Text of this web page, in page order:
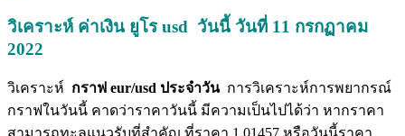
วิเคราะห์ ค่าเงิน ยูโร usd วันนี้ วันที่ 11 กรกฏาคม
2022
วิเคราะห์ กราฟ eur/usd ประจำวัน การวิเคราะห์การพยากรณ์
กราฟในวันนี้ คาดว่าราคาวันนี้ มีความเป็นไปได้ว่า หากราคา
สามารถทะลุแนวรับที่สำคัญ ที่ราคา 1.01457 หรือวันนี้ราคา